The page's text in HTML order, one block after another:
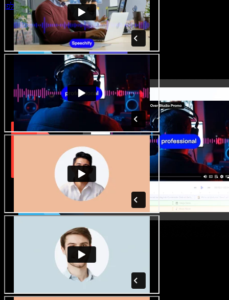
התחילו ליצור באולפן